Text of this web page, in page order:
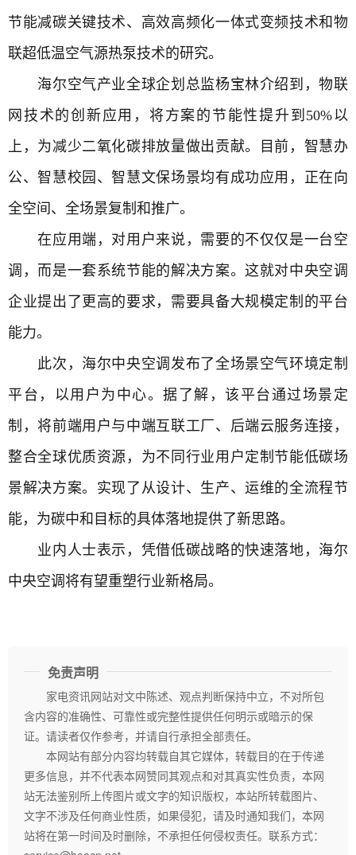
节能减碳关键技术、高效高频化一体式变频技术和物
联超低温空气源热泵技术的研究。
海尔空气产业全球企划总监杨宝林介绍到，物联
网技术的创新应用，将方案的节能性提升到50%以
上，为减少二氧化碳排放量做出贡献。目前，智慧办
公、智慧校园、智慧文保场景均有成功应用，正在向
全空间、全场景复制和推广。
在应用端，对用户来说，需要的不仅仅是一台空
调，而是一套系统节能的解决方案。这就对中央空调
企业提出了更高的要求，需要具备大规模定制的平台
能力。
此次，海尔中央空调发布了全场景空气环境定制
平台，以用户为中心。据了解，该平台通过场景定
制，将前端用户与中端互联工厂、后端云服务连接，
整合全球优质资源，为不同行业用户定制节能低碳场
景解决方案。实现了从设计、生产、运维的全流程节
能，为碳中和目标的具体落地提供了新思路。
业内人士表示，凭借低碳战略的快速落地，海尔
中央空调将有望重塑行业新格局。
免责声明
家电资讯网站对文中陈述、观点判断保持中立，不对所包
含内容的准确性、可靠性或完整性提供任何明示或暗示的保
证。请读者仅作参考，并请自行承担全部责任。
本网站有部分内容均转载自其它媒体，转载目的在于传递
更多信息，并不代表本网赞同其观点和对其真实性负责，本网
站无法鉴别所上传图片或文字的知识版权，本站所转载图片、
文字不涉及任何商业性质，如果侵犯，请及时通知我们，本网
站将在第一时间及时删除，不承担任何侵权责任。联系方式：